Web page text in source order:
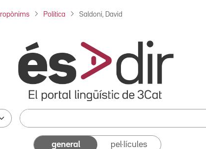
Política Saldoni, David
general pel·lícules